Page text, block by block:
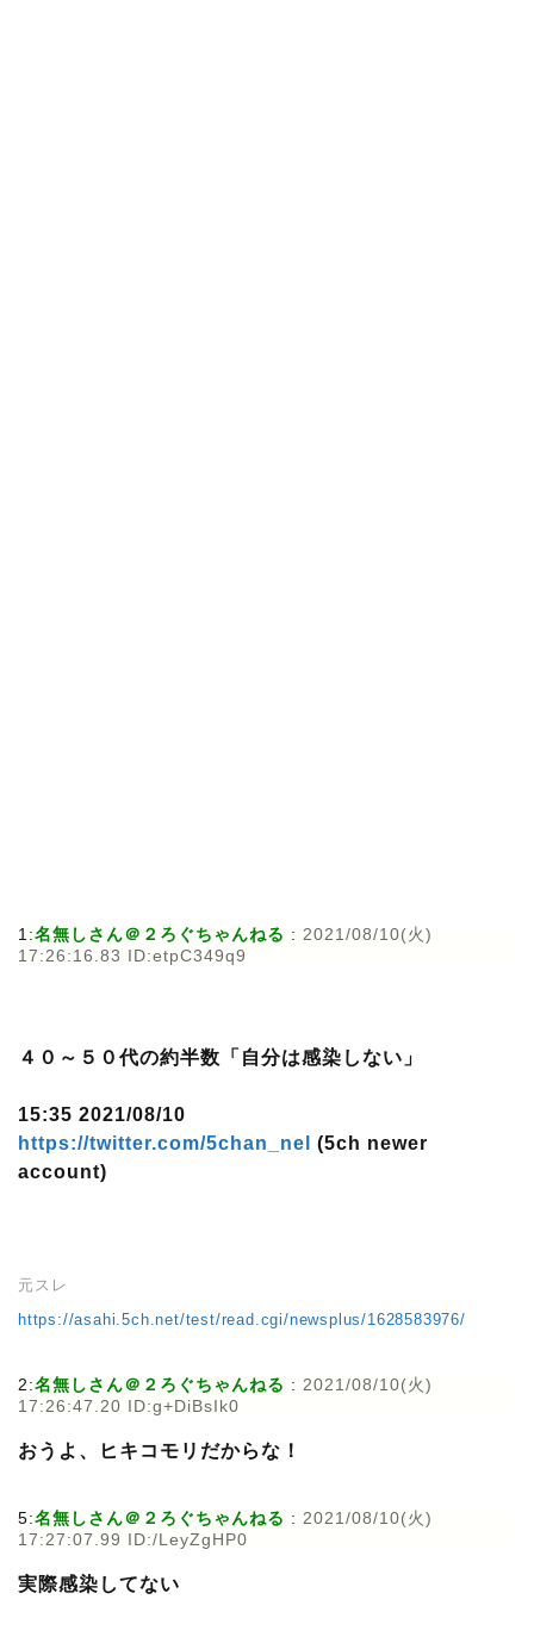
1:名無しさん＠２ろぐちゃんねる : 2021/08/10(火)
17:26:16.83 ID:etpC349q9
４０～５０代の約半数「自分は感染しない」
15:35 2021/08/10
https://twitter.com/5chan_nel
(5ch newer
account)
元スレ
https://asahi.5ch.net/test/read.cgi/newsplus/1628583976/
2:名無しさん＠２ろぐちゃんねる : 2021/08/10(火)
17:26:47.20 ID:g+DiBsIk0
おうよ、ヒキコモリだからな！
5:名無しさん＠２ろぐちゃんねる : 2021/08/10(火)
17:27:07.99 ID:/LeyZgHP0
実際感染してない